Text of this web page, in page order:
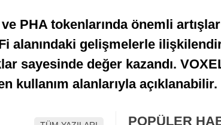
PHA tokenlarında önemli
alanındaki gelişmelerle
sayesinde değer kazandı.
kullanım alanlarıyla açıklanabilir.
POPÜLER